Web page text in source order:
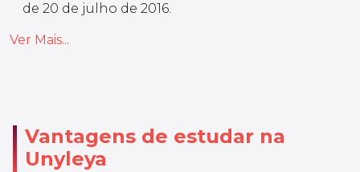
de 20 de julho de 2016.
Ver Mais...
Vantagens de estudar na
Unyleya